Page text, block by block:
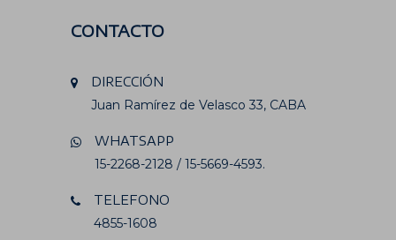
CONTACTO
DIRECCIÓN
Juan Ramírez de Velasco 33, CABA
WHATSAPP
15-2268-2128 / 15-5669-4593.
TELEFONO
4855-1608